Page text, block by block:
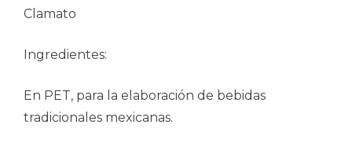
Clamato
Ingredientes:
En PET, para la elaboración de bebidas
tradicionales mexicanas.